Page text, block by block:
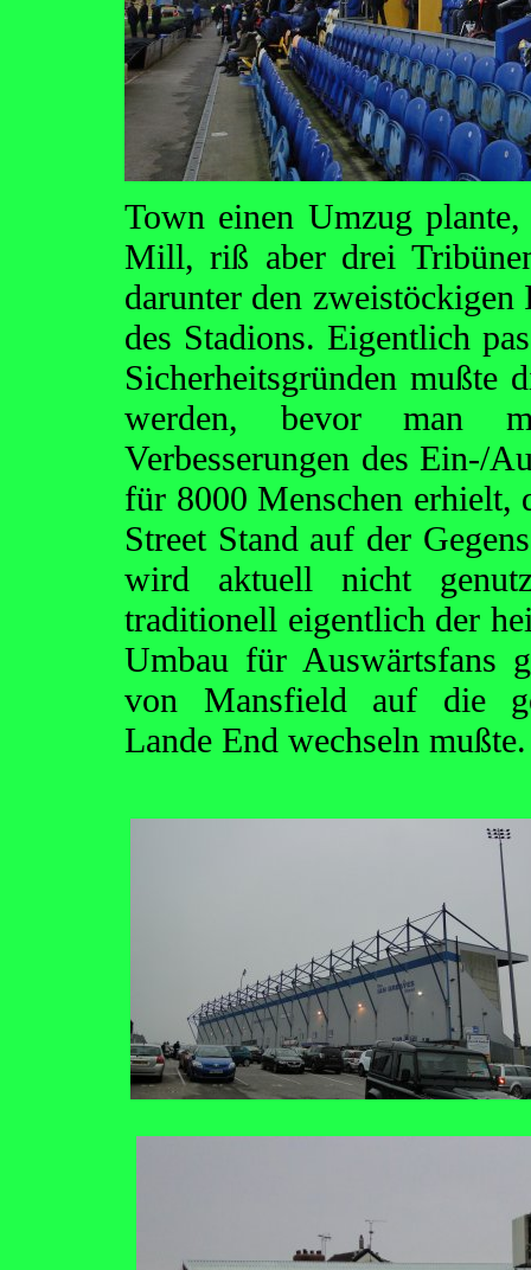
Town einen Umzug
Mill, riß aber drei
darunter den zweistöckigen
des Stadions. Eigentlich
Sicherheitsgründen mußte
werden, bevor man
Verbesserungen des Ein-/
für 8000 Menschen erhielt,
Street Stand auf der
wird aktuell nicht
traditionell eigentlich der
Umbau für Auswärtsfans
von Mansfield auf die
Lande End wechseln mußte.